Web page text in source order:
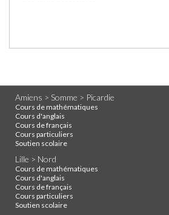
Amiens > Somme > Picardie
Cours de mathématiques
Cours d'anglais
Cours de français
Cours particuliers
Soutien scolaire
Lille > Nord
Cours de mathématiques
Cours d'anglais
Cours de français
Cours particuliers
Soutien scolaire